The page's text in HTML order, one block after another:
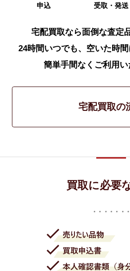
申込 受取・発送
宅配買取なら面倒な査定
24時間いつでも、空いた時間
簡単手間なくご利用い
宅配買取の
買取に必要